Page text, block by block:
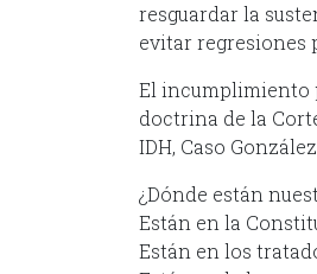
resguardar la
evitar regresiones
El incumplimiento
doctrina de la
IDH, Caso
¿Dónde están
Están en la
Están en los